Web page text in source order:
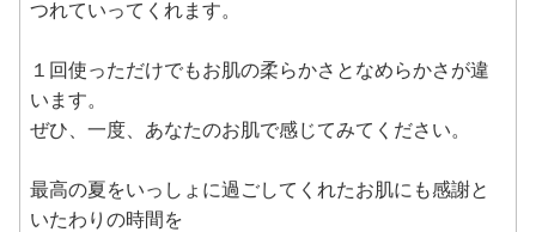
つれていってくれます。
１回使っただけでもお肌の柔らかさとなめらかさが違
います。
ぜひ、一度、あなたのお肌で感じてみてください。
最高の夏をいっしょに過ごしてくれたお肌にも感謝と
いたわりの時間を